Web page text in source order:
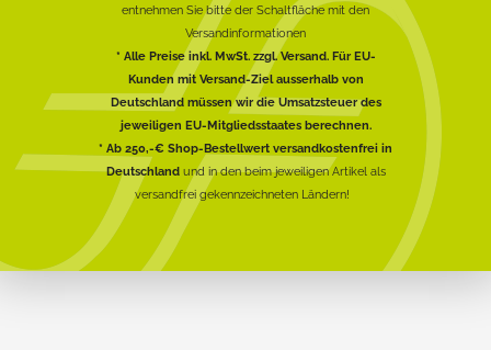
entnehmen Sie bitte der Schaltfläche mit den
Versandinformationen
* Alle Preise inkl. MwSt. zzgl. Versand. Für EU-
Kunden mit Versand-Ziel ausserhalb von
Deutschland müssen wir die Umsatzsteuer des
jeweiligen EU-Mitgliedsstaates berechnen.
* Ab 250,-€ Shop-Bestellwert versandkostenfrei in
Deutschlandund in den beim jeweiligen Artikel als
versandfrei gekennzeichneten Ländern!